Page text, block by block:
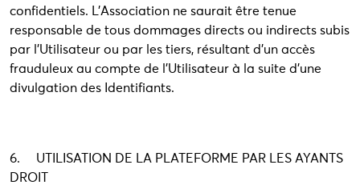
confidentiels. L’Association ne saurait être tenue
responsable de tous dommages directs ou indirects subis
par l’Utilisateur ou par les tiers, résultant d’un accès
frauduleux au compte de l’Utilisateur à la suite d’une
divulgation des Identifiants.
6. UTILISATION DE LA PLATEFORME PAR LES AYANTS
DROIT